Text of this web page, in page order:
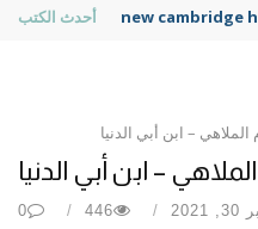
أحدث الكتب new cambridge
الملاهي – ابن أبي الدنيا
– ابن أبي الدنيا
446
0